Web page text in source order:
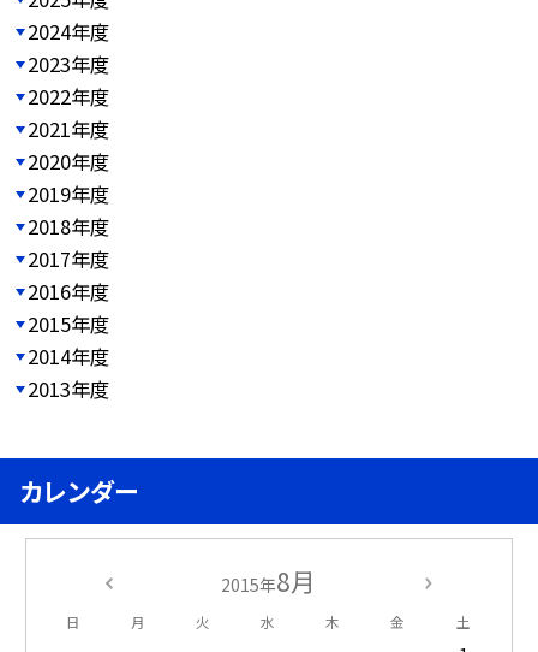
2024年度
2023年度
2022年度
2021年度
2020年度
2019年度
2018年度
2017年度
2016年度
2015年度
2014年度
2013年度
カレンダー
2015年8月
日 月 火 水 木 金 土